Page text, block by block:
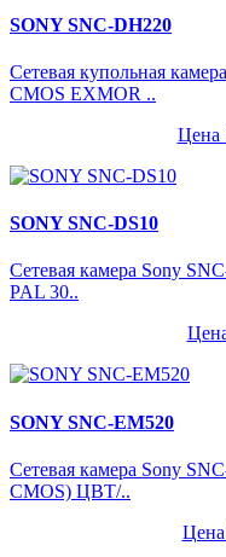
SONY SNC-DH220
Сетевая купольная
CMOS EXMOR ..
Цена
SONY SNC-DS10
Сетевая камера Sony
PAL 30..
SONY SNC-EM520
Сетевая камера Sony
CMOS) ЦВТ/..
Цена